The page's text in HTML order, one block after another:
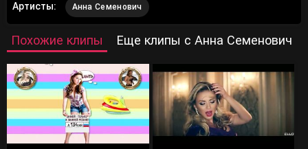
Артисты: Анна Семенович
Похожие клипы Еще клипы с Анна Семенович